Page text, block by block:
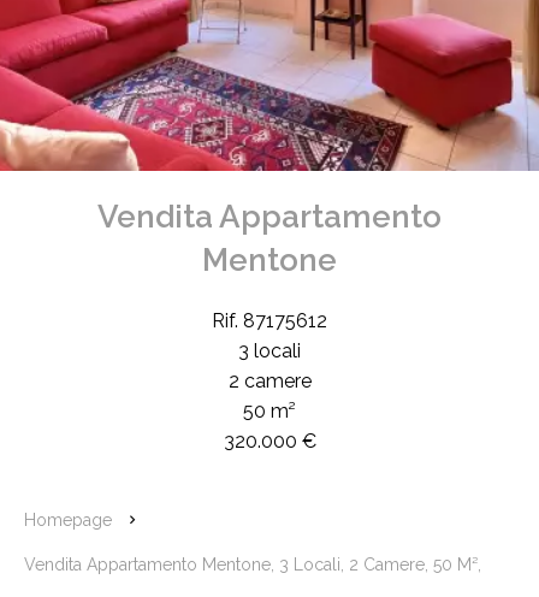
Vendita Appartamento
Mentone
Rif. 87175612
3 locali
2 camere
50 m²
320.000 €
Homepage
Vendita Appartamento Mentone, 3 Locali, 2 Camere, 50 M²,